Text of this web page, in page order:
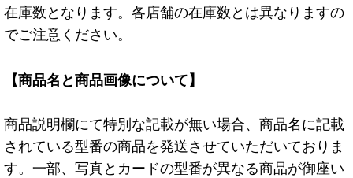
在庫数となります。各店舗の在庫数とは異なりますの
でご注意ください。
【商品名と商品画像について】
商品説明欄にて特別な記載が無い場合、商品名に記載
されている型番の商品を発送させていただいておりま
す。一部、写真とカードの型番が異なる商品が御座い